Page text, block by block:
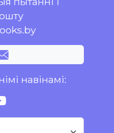
навінамі: